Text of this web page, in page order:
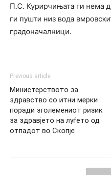
П.С. Курирчињата ги нема
ги пушти низ вода
градоначалници.
Previous article
Министерството за
здравство со итни мерки
поради зголемениот ризик
за здравјето на луѓето од
отпадот во Скопје